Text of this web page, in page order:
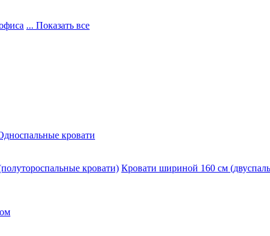
... Показать все
кровати
кровати) Кровати шириной 160 см